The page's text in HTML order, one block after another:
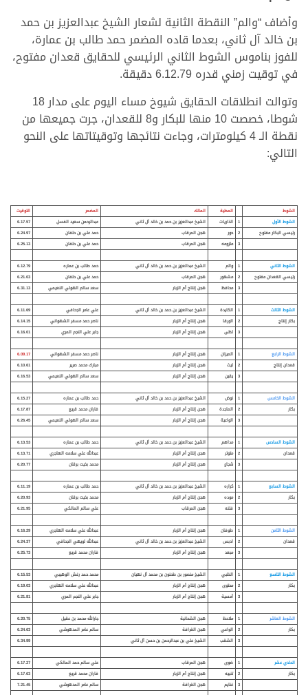
وأضاف “والم” النقطة الثانية لشعار الشيخ عبدالعزيز بن حمد
بن خالد آل ثاني، بعدما قاده المضمر حمد طالب بن عمارة،
للفوز بناموس الشوط الثاني الرئيسي للحقايق قعدان مفتوح،
في توقيت زمني قدره 6.12.79 دقيقة.
وتوالت انطلاقات الحقايق شيوخ مساء اليوم على مدار 18
شوطا، خصصت 10 منها للبكار و8 للقعدان، جرت جميعها من
نقطة الـ 4 كيلومترات، وجاءت نتائجها وتوقيتاتها على النحو
التالي:
الشوط المطية المالك المضمر
التوقيت
الشوط الأول
1 الذاريات الشيخ عبدالعزيز بن حمد بن خالد آل ثاني عبدالرحمن سعيد الفسل
6.17.57
رئيسي البكار مفتوح
2 حور هجن المرقاب حمد علي بن حلفان
6.24.97
3 ملزومه هجن المرقاب حمد علي بن حلفان 6.25.13
الشوط الثاني 1 والم الشيخ عبدالعزيز بن حمد بن خالد آل ثاني حمد طالب بن عماره
6.12.79
رئيسي القعدان مفتوح
2 مشهور هجن المرقاب حمد علي بن حلفان
6.21.03
3 محافظ هجن إنتاج أم الزبار سعد سالم الهولي النعيمي 6.31.13
الشوط الثالث 1 الكايدة الشيخ عبدالعزيز بن حمد بن خالد آل ثاني علي عامر الجحافي
6.11.69
بكارإنتاج 2 الورقا هجن إنتاج أم الزبار ناصر حمد مسفر الشهواني
6.14.15
3 لظى هجن إنتاج أم الزبار جابر علي النجم المري 6.16.01
الشوط الرابع 1 الميزان هجن إنتاج أم الزبار ناصر حمد مسفر الشهواني
6.09.17
قعدانإنتاج 2 ليث هجن إنتاج أم الزبار مبارك محمد صرير
6.10.61
3 يقين هجن إنتاج أم الزبار سعد سالم الهولي النعيمي 6.16.53
الشوط الخامس 1 نوض الشيخ عبدالعزيز بن حمد بن خالد آل ثاني حمد طالب بن عماره
6.15.27
بكار
2 الماجدة هجن إنتاج أم الزبار فاران محمد قريع
6.17.87
3 الواعية هجن إنتاج أم الزبار سعد سالم الهولي النعيمي 6.26.45
الشوط السادس 1 مداهم الشيخ عبدالعزيز بن حمد بن خالد آل ثاني حمد طالب بن عماره
6.13.53
قعدان
2 متوتر هجن إنتاج أم الزبار عبدالله علي سلامه الهاجري
6.13.71
3 شجاع هجن إنتاج أم الزبار محمد بخيت برقان 6.20.77
الشوط السابع 1 كراره الشيخ عبدالعزيز بن حمد بن خالد آل ثاني حمد طالب بن عماره
6.11.19
بكار
2 موده هجن إنتاج أم الزبار محمد بخيت برقان
6.20.93
3 فتنه هجن المرقاب علي سالم المالكي 6.21.95
الشوط الثامن 1 طوفان هجن إنتاج أم الزبار عبدالله علي سلامه الهاجري
6.16.29
قعدان
2 ادبس الشيخ عبدالعزيز بن حمد بن خالد آل ثاني عبدالله لويهي الجحافي
6.24.37
3 مبعد هجن إنتاج أم الزبار فاران محمد قريع 6.25.73
الشوط التاسع 1 الظبي الشيخ منصور بن طحنون بن محمد آل نهيان محمد حمد رغش الوهيبي
6.15.53
بكار
2 محتوى هجن إنتاج أم الزبار عبدالله علي سلامه الهاجري
6.19.03
3 أمسية هجن إنتاج أم الزبار جابر علي النجم المري 6.21.81
الشوط العاشر 1 ملاحظ هجن الشحانية جارالله محمد بن عقيل
6.20.75
بكار
2 الواعي هجن الغرافة سالم عامر المدهوشي
6.24.63
3 الشقب الشيخ علي بن عبدالرحمن بن حسن آل ثاني 6.34.99
الحادي عشر 1 ضوى هجن المرقاب علي سالم حمد المالكي
6.17.27
بكار
2 تنبيه هجن إنتاج أم الزبار فاران محمد قريع
6.17.63
3 غنايم هجن الغرافة سالم عامر المدهوشي 7.21.45